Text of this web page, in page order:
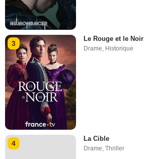
3
Le Rouge et le Noir
Drame, Historique
4
La Cible
Drame,Thriller